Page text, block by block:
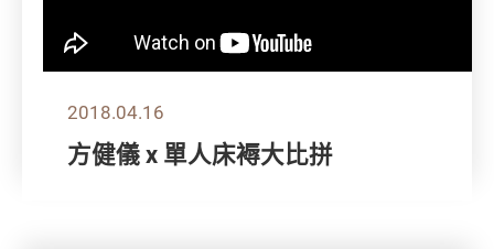
2018.04.16
方健儀 x 單人床褥大比拼